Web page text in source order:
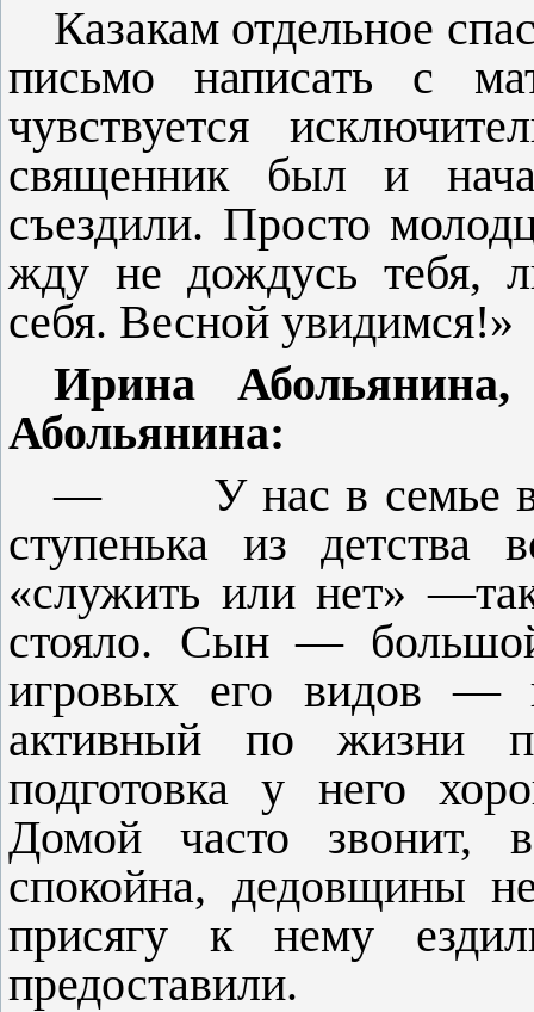
Казакам отдельное
письмо написать с
чувствуется
священник был и
съездили. Просто
жду не дождусь тебя,
себя. Весной увидимся!»
Ирина
Абольянина:
—
У нас в семье
ступенька из
«служить или нет»
стояло. Сын —
игровых его видов —
активный по жизни
подготовка у него
Домой часто звонит,
спокойна, дедовщины
присягу к нему
предоставили.